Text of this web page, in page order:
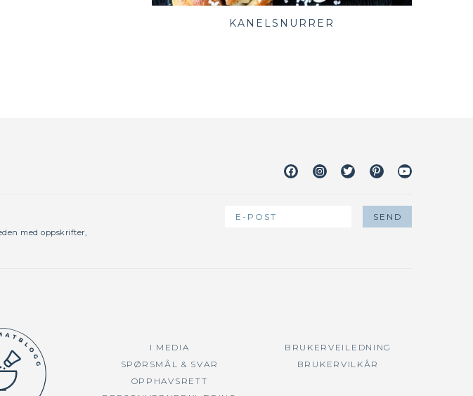
KANELSNURRER
FacebookInstagramTwitterPinterestYoutube
med oppskrifter,
I MEDIA
SPØRSMÅL & SVAR
OPPHAVSRETT
BRUKERVEILEDNING
BRUKERVILKÅR